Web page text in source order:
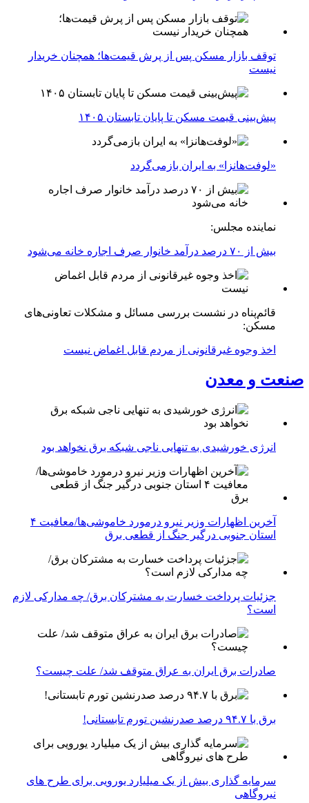
توقف بازار مسکن پس از پرش قیمت‌ها؛ همچنان خریدار
نیست
پیش‌بینی قیمت مسکن تا پایان تابستان ۱۴۰۵
«لوفت‌هانزا» به ایران بازمی‌گردد
نماینده مجلس:
بیش از ۷۰ درصد درآمد خانوار صرف اجاره خانه می‌شود
قائم‌پناه در نشست بررسی مسائل و مشکلات تعاونی‌های
مسکن:
اخذ وجوه غیرقانونی از مردم قابل اغماض نیست
صنعت و معدن
انرژی خورشیدی به تنهایی ناجی شبکه برق نخواهد بود
آخرین اظهارات وزیر نیرو درمورد خاموشی‌ها/معافیت ۴
استان جنوبی درگیر جنگ از قطعی برق
جزئیات پرداخت خسارت به مشترکان برق/ چه مدارکی لازم
است؟
صادرات برق ایران به عراق متوقف شد/ علت چیست؟
برق با ۹۴.۷ درصد صدرنشین تورم تابستانی!
سرمایه گذاری بیش از یک میلیارد یورویی برای طرح های
نیروگاهی